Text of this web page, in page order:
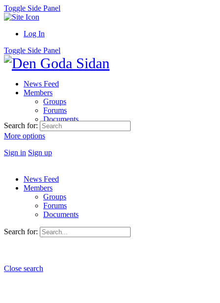
Toggle Side Panel
Log In
Toggle Side Panel
News Feed
Members
Groups
Forums
Documents
More options
Sign in Sign up
Search for:
News Feed
Members
Groups
Forums
Documents
Search for:
Close search